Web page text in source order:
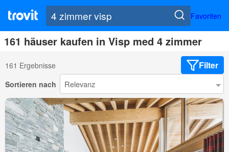
Favoriten
161 häuser kaufen in Visp med 4 zimmer
161 Ergebnisse Filter
Sortieren nach